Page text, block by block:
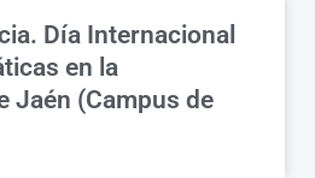
Día Internacional
en la
Jaén (Campus de